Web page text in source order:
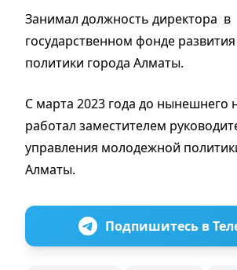
Занимал должность директора в
государственном фонде
политики города Алматы.
С марта 2023 года до нынешнего
работал заместителем
управления молодежной
Алматы.
Подпишитесь в